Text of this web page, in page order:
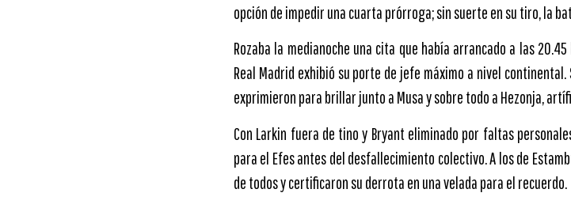
opción de impedir una cuarta prórroga; sin suerte en su tiro, la
Rozaba la medianoche una cita que había arrancado a las
Real Madrid exhibió su porte de jefe máximo a nivel continental.
exprimieron para brillar junto a Musa y sobre todo a Hezonja,
Con Larkin fuera de tino y Bryant eliminado por faltas
para el Efes antes del desfallecimiento colectivo. A los de
de todos y certificaron su derrota en una velada para el recuerdo.